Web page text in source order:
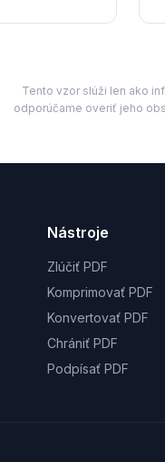
Tento vzor slúži len ako
odporúčame overiť jeho
Nástroje
Zlúčiť PDF
Komprimovať PDF
Konvertovať PDF
Chrániť PDF
Podpísať PDF